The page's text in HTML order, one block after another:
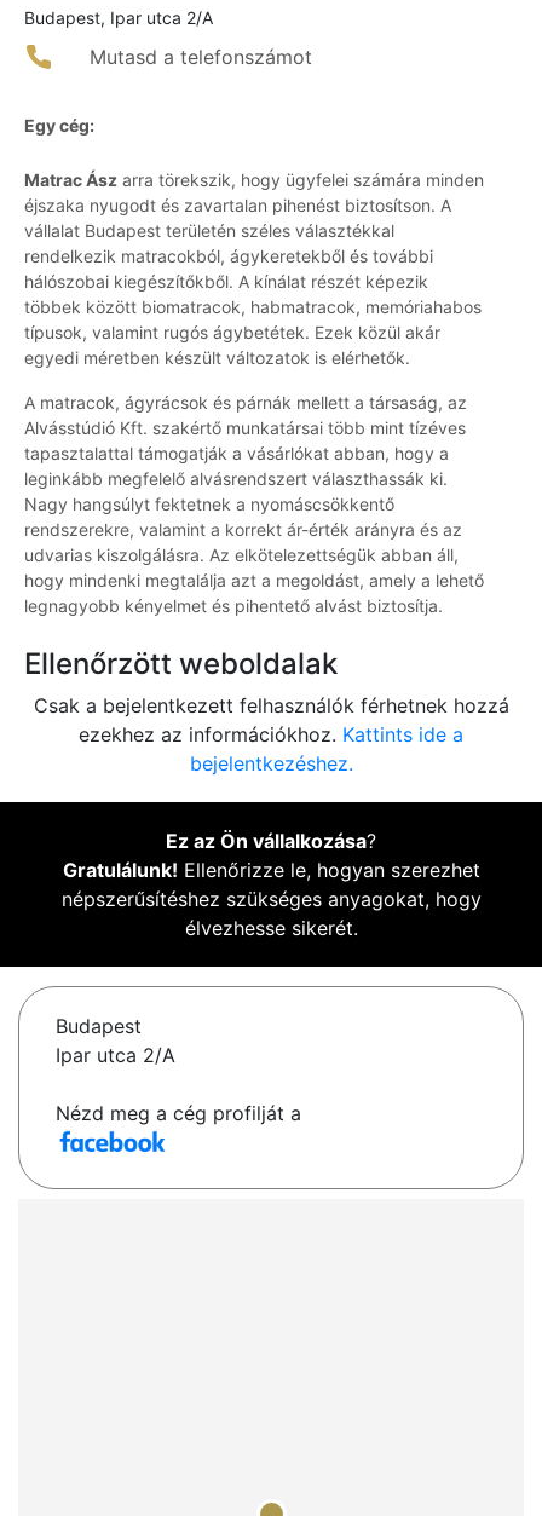
Budapest, Ipar utca 2/A
Mutasd a telefonszámot
Egy cég:
Matrac Ász arra törekszik, hogy ügyfelei számára minden
éjszaka nyugodt és zavartalan pihenést biztosítson. A
vállalat Budapest területén széles választékkal
rendelkezik matracokból, ágykeretekből és további
hálószobai kiegészítőkből. A kínálat részét képezik
többek között biomatracok, habmatracok, memóriahabos
típusok, valamint rugós ágybetétek. Ezek közül akár
egyedi méretben készült változatok is elérhetők.
A matracok, ágyrácsok és párnák mellett a társaság, az
Alvásstúdió Kft. szakértő munkatársai több mint tízéves
tapasztalattal támogatják a vásárlókat abban, hogy a
leginkább megfelelő alvásrendszert választhassák ki.
Nagy hangsúlyt fektetnek a nyomáscsökkentő
rendszerekre, valamint a korrekt ár-érték arányra és az
udvarias kiszolgálásra. Az elkötelezettségük abban áll,
hogy mindenki megtalálja azt a megoldást, amely a lehető
legnagyobb kényelmet és pihentető alvást biztosítja.
Ellenőrzött weboldalak
Csak a bejelentkezett felhasználók férhetnek hozzá
ezekhez az információkhoz. Kattints ide a
bejelentkezéshez.
Ez az Ön vállalkozása?
Gratulálunk! Ellenőrizze le, hogyan szerezhet
népszerűsítéshez szükséges anyagokat, hogy
élvezhesse sikerét.
Budapest
Ipar utca 2/A
Nézd meg a cég profilját a